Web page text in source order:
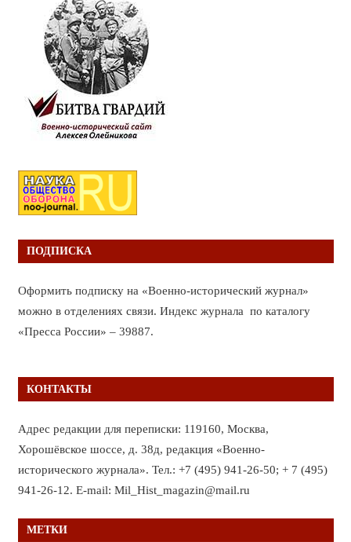
ПОДПИСКА
Оформить подписку на «Военно-исторический журнал»
можно в отделениях связи. Индекс журнала по каталогу
«Пресса России» – 39887.
КОНТАКТЫ
Адрес редакции для переписки: 119160, Москва,
Хорошёвское шоссе, д. 38д, редакция «Военно-
исторического журнала». Тел.: +7 (495) 941-26-50; + 7 (495)
941-26-12. E-mail: Mil_Hist_magazin@mail.ru
МЕТКИ